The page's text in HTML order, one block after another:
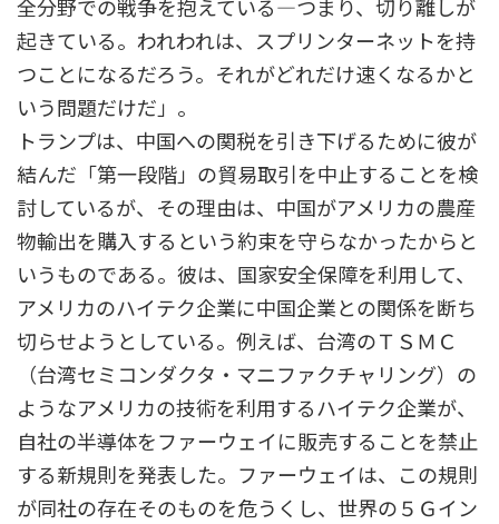
全分野での戦争を抱えている―つまり、切り離しが
起きている。われわれは、スプリンターネットを持
つことになるだろう。それがどれだけ速くなるかと
いう問題だけだ」。
トランプは、中国への関税を引き下げるために彼が
結んだ「第一段階」の貿易取引を中止することを検
討しているが、その理由は、中国がアメリカの農産
物輸出を購入するという約束を守らなかったからと
いうものである。彼は、国家安全保障を利用して、
アメリカのハイテク企業に中国企業との関係を断ち
切らせようとしている。例えば、台湾のＴＳＭＣ
（台湾セミコンダクタ・マニファクチャリング）の
ようなアメリカの技術を利用するハイテク企業が、
自社の半導体をファーウェイに販売することを禁止
する新規則を発表した。ファーウェイは、この規則
が同社の存在そのものを危うくし、世界の５Ｇイン